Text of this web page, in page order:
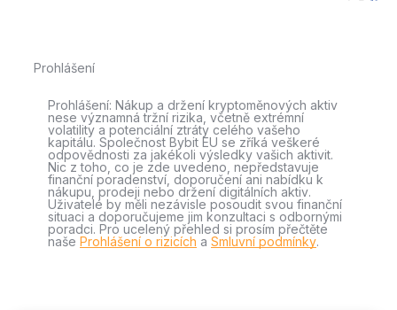
Prohlášení
Prohlášení: Nákup a držení kryptoměnových aktiv
nese významná tržní rizika, včetně extrémní
volatility a potenciální ztráty celého vašeho
kapitálu. Společnost Bybit EU se zříká veškeré
odpovědnosti za jakékoli výsledky vašich aktivit.
Nic z toho, co je zde uvedeno, nepředstavuje
finanční poradenství, doporučení ani nabídku k
nákupu, prodeji nebo držení digitálních aktiv.
Uživatelé by měli nezávisle posoudit svou finanční
situaci a doporučujeme jim konzultaci s odbornými
poradci. Pro ucelený přehled si prosím přečtěte
naše Prohlášení o rizicích a Smluvní podmínky.